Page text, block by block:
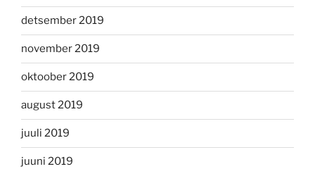
detsember 2019
november 2019
oktoober 2019
august 2019
juuli 2019
juuni 2019